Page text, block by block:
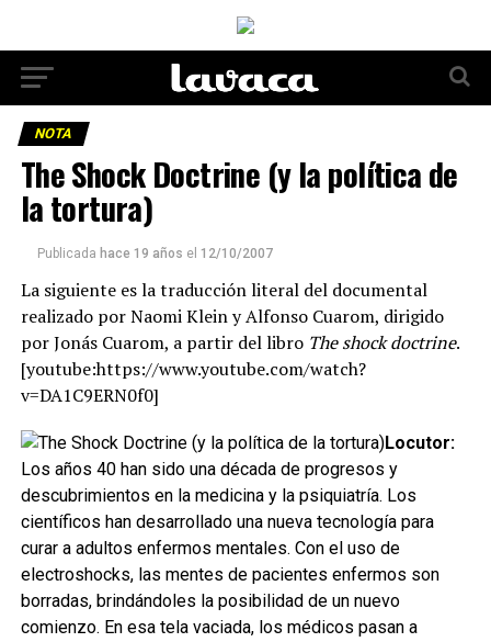
NOTA
The Shock Doctrine (y la política de
la tortura)
Publicada hace 19 años el 12/10/2007
La siguiente es la traducción literal del documental
realizado por Naomi Klein y Alfonso Cuarom, dirigido
por Jonás Cuarom, a partir del libro The shock doctrine.
[youtube:https://www.youtube.com/watch?
v=DA1C9ERN0f0]
Locutor:
Los años 40 han sido una década de progresos y
descubrimientos en la medicina y la psiquiatría. Los
científicos han desarrollado una nueva tecnología para
curar a adultos enfermos mentales. Con el uso de
electroshocks, las mentes de pacientes enfermos son
borradas, brindándoles la posibilidad de un nuevo
comienzo. En esa tela vaciada, los médicos pasan a